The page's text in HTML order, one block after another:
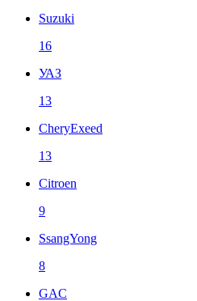
Suzuki
16
УАЗ
13
CheryExeed
13
Citroen
9
SsangYong
8
GAC